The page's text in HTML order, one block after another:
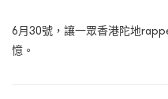
6月30號，讓一眾香港陀地
憶。